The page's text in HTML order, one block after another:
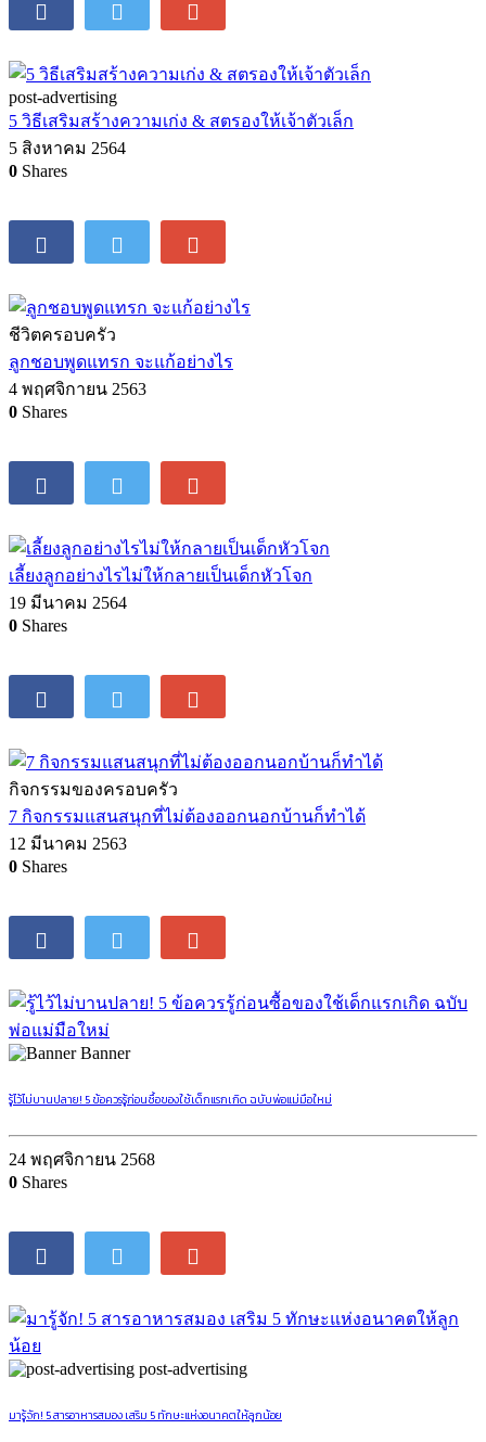
post-advertising
5 วิธีเสริมสร้างความเก่ง & สตรองให้เจ้าตัวเล็ก
5 สิงหาคม 2564
0 Shares
ชีวิตครอบครัว
ลูกชอบพูดแทรก จะแก้อย่างไร
4 พฤศจิกายน 2563
0 Shares
เลี้ยงลูกอย่างไรไม่ให้กลายเป็นเด็กหัวโจก
19 มีนาคม 2564
0 Shares
กิจกรรมของครอบครัว
7 กิจกรรมแสนสนุกที่ไม่ต้องออกนอกบ้านก็ทำได้
12 มีนาคม 2563
0 Shares
Banner
รู้ไว้ไม่บานปลาย! 5 ข้อควรรู้ก่อนซื้อของใช้เด็กแรกเกิด ฉบับพ่อแม่มือใหม่
24 พฤศจิกายน 2568
0 Shares
post-advertising
มารู้จัก! 5 สารอาหารสมอง เสริม 5 ทักษะแห่งอนาคตให้ลูกน้อย